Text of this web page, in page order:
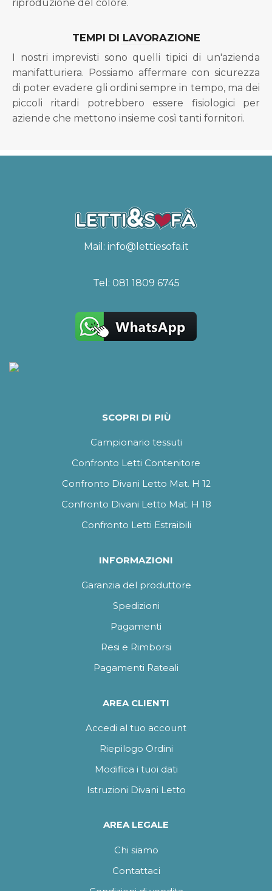
riproduzione del colore.
TEMPI DI LAVORAZIONE
I nostri imprevisti sono quelli tipici di un'azienda
manifatturiera. Possiamo affermare con sicurezza
di poter evadere gli ordini sempre in tempo, ma dei
piccoli ritardi potrebbero essere fisiologici per
aziende che mettono insieme così tanti fornitori.
Mail: info@lettiesofa.it
Tel: 081 1809 6745
SCOPRI DI PIÙ
Campionario tessuti
Confronto Letti Contenitore
Confronto Divani Letto Mat. H 12
Confronto Divani Letto Mat. H 18
Confronto Letti Estraibili
INFORMAZIONI
Garanzia del produttore
Spedizioni
Pagamenti
Resi e Rimborsi
Pagamenti Rateali
AREA CLIENTI
Accedi al tuo account
Riepilogo Ordini
Modifica i tuoi dati
Istruzioni Divani Letto
AREA LEGALE
Chi siamo
Contattaci